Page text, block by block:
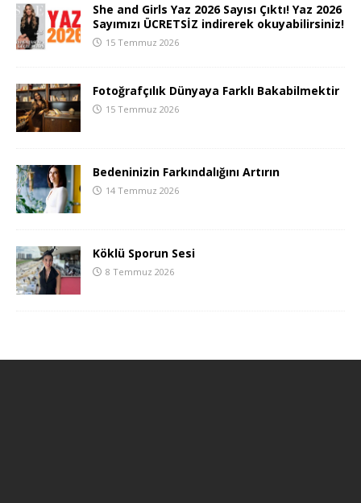
She and Girls Yaz 2026 Sayısı Çıktı! Yaz 2026
Sayımızı ÜCRETSİZ indirerek okuyabilirsiniz!
15 Temmuz 2026
Fotoğrafçılık Dünyaya Farklı Bakabilmektir
15 Temmuz 2026
Bedeninizin Farkındalığını Artırın
14 Temmuz 2026
Köklü Sporun Sesi
8 Temmuz 2026